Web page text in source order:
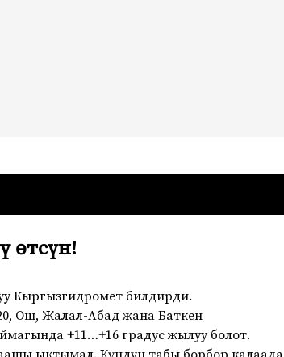
өтсүн!
Кыргызгидромет билдирди.
Ош, Жалал-Абад жана Баткен
+11…+16 градус жылуу болот.